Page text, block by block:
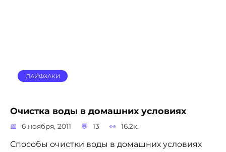
ЛАЙФХАКИ
Очистка воды в домашних условиях
6 ноября, 2011 13 16.2к.
Способы очистки воды в домашних условиях